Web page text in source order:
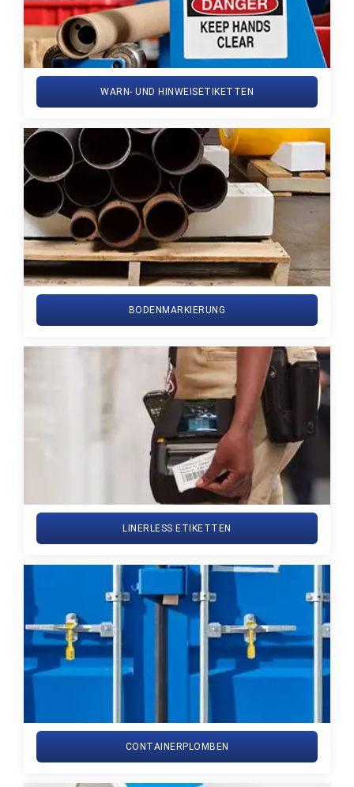
WARN- UND HINWEISETIKETTEN
BODENMARKIERUNG
LINERLESS ETIKETTEN
CONTAINERPLOMBEN